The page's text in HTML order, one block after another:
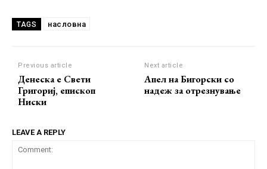
TAGS насловна
Previous article
Денеска е Свети
Григориј, епископ
Ниски
Next article
Апел на Бигорски со
надеж за отрезнување
LEAVE A REPLY